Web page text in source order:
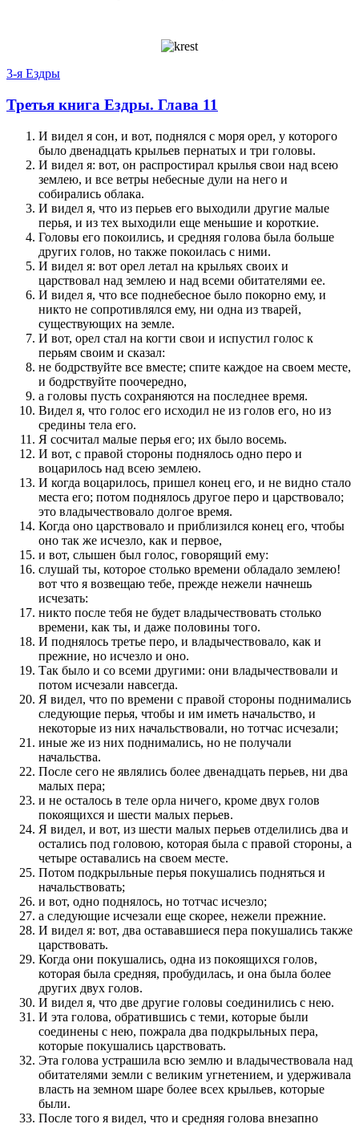
3-я Ездры
Третья книга Ездры. Глава 11
И видел я сон, и вот, поднялся с моря орел, у которого
было двенадцать крыльев пернатых и три головы.
И видел я: вот, он распростирал крылья свои над всею
землею, и все ветры небесные дули на него и
собирались облака.
И видел я, что из перьев его выходили другие малые
перья, и из тех выходили еще меньшие и короткие.
Головы его покоились, и средняя голова была больше
других голов, но также покоилась с ними.
И видел я: вот орел летал на крыльях своих и
царствовал над землею и над всеми обитателями ее.
И видел я, что все поднебесное было покорно ему, и
никто не сопротивлялся ему, ни одна из тварей,
существующих на земле.
И вот, орел стал на когти свои и испустил голос к
перьям своим и сказал:
не бодрствуйте все вместе; спите каждое на своем месте,
и бодрствуйте поочередно,
а головы пусть сохраняются на последнее время.
Видел я, что голос его исходил не из голов его, но из
средины тела его.
Я сосчитал малые перья его; их было восемь.
И вот, с правой стороны поднялось одно перо и
воцарилось над всею землею.
И когда воцарилось, пришел конец его, и не видно стало
места его; потом поднялось другое перо и царствовало;
это владычествовало долгое время.
Когда оно царствовало и приблизился конец его, чтобы
оно так же исчезло, как и первое,
и вот, слышен был голос, говорящий ему:
слушай ты, которое столько времени обладало землею!
вот что я возвещаю тебе, прежде нежели начнешь
исчезать:
никто после тебя не будет владычествовать столько
времени, как ты, и даже половины того.
И поднялось третье перо, и владычествовало, как и
прежние, но исчезло и оно.
Так было и со всеми другими: они владычествовали и
потом исчезали навсегда.
Я видел, что по времени с правой стороны поднимались
следующие перья, чтобы и им иметь начальство, и
некоторые из них начальствовали, но тотчас исчезали;
иные же из них поднимались, но не получали
начальства.
После сего не являлись более двенадцать перьев, ни два
малых пера;
и не осталось в теле орла ничего, кроме двух голов
покоящихся и шести малых перьев.
Я видел, и вот, из шести малых перьев отделились два и
остались под головою, которая была с правой стороны, а
четыре оставались на своем месте.
Потом подкрыльные перья покушались подняться и
начальствовать;
и вот, одно поднялось, но тотчас исчезло;
а следующие исчезали еще скорее, нежели прежние.
И видел я: вот, два остававшиеся пера покушались также
царствовать.
Когда они покушались, одна из покоящихся голов,
которая была средняя, пробудилась, и она была более
других двух голов.
И видел я, что две другие головы соединились с нею.
И эта голова, обратившись с теми, которые были
соединены с нею, пожрала два подкрыльных пера,
которые покушались царствовать.
Эта голова устрашила всю землю и владычествовала над
обитателями земли с великим угнетением, и удерживала
власть на земном шаре более всех крыльев, которые
были.
После того я видел, что и средняя голова внезапно